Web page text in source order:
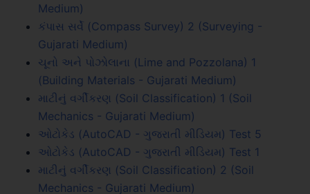
Medium)
કંપાસ સર્વે (Compass Survey) 2 (Surveying -
Gujarati Medium)
ચૂનો અને પોઝોલાના (Lime and Pozzolana) 1
(Building Materials - Gujarati Medium)
માટીનું વર્ગીકરણ (Soil Classification) 1 (Soil
Mechanics - Gujarati Medium)
ઓટોકેડ (AutoCAD - ગુજરાતી મીડિયમ) Test 5
ઓટોકેડ (AutoCAD - ગુજરાતી મીડિયમ) Test 1
માટીનું વર્ગીકરણ (Soil Classification) 2 (Soil
Mechanics - Gujarati Medium)